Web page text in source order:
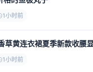
1小时前
草黄连衣裙夏季新款收腰
1小时前